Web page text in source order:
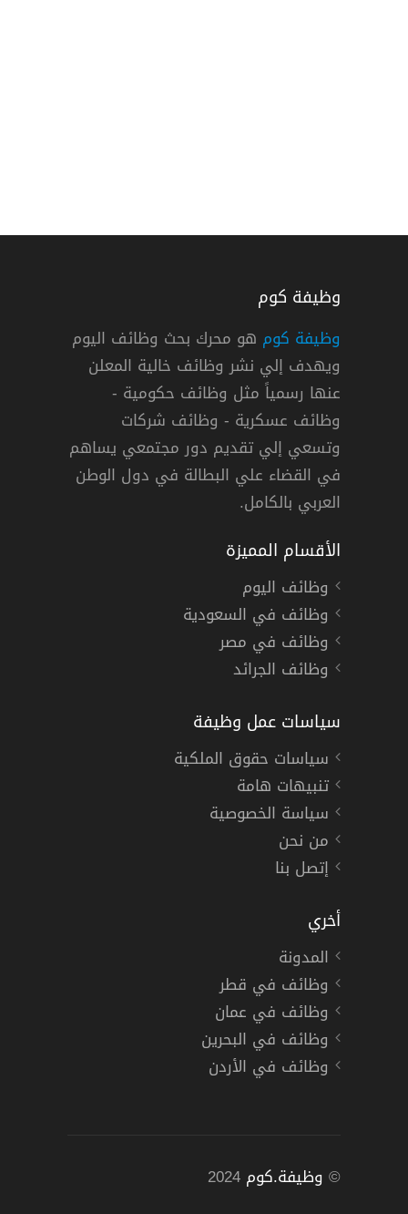
وظيفة كوم
وظيفة كوم هو محرك بحث وظائف اليوم
ويهدف إلي نشر وظائف خالية المعلن
عنها رسمياً مثل وظائف حكومية -
وظائف عسكرية - وظائف شركات
وتسعي إلي تقديم دور مجتمعي يساهم
في القضاء علي البطالة في دول الوطن
العربي بالكامل.
الأقسام المميزة
وظائف اليوم
وظائف في السعودية
وظائف في مصر
وظائف الجرائد
سياسات عمل وظيفة
سياسات حقوق الملكية
تنبيهات هامة
سياسة الخصوصية
من نحن
إتصل بنا
أخري
المدونة
وظائف في قطر
وظائف في عمان
وظائف في البحرين
وظائف في الأردن
© وظيفة.كوم